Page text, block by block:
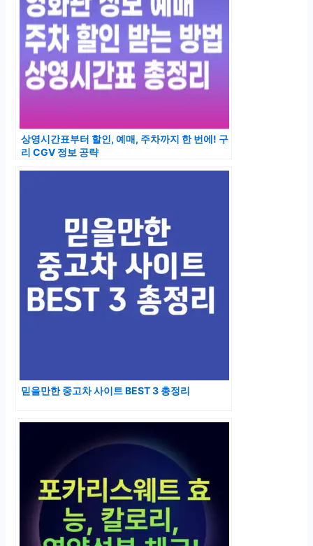
상영시간표부터 할인, 예매, 주차까지 한 번에! 구
리 CGV 정보 공략
믿을만한 중고차 사이트 BEST 3 총정리